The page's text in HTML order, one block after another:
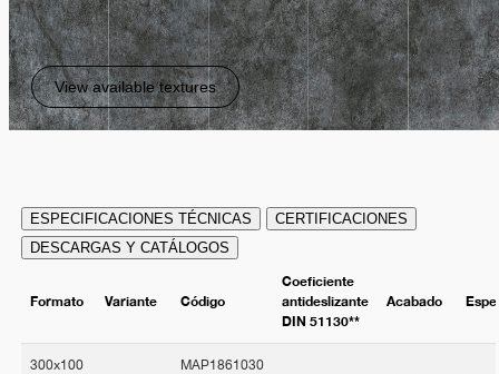
View available textures
ESPECIFICACIONES TÉCNICAS
CERTIFICACIONES
DESCARGAS Y CATÁLOGOS
Formato Variante Código
Coeficiente
antideslizante
DIN 51130**
Acabado
300x100
MAP1861030